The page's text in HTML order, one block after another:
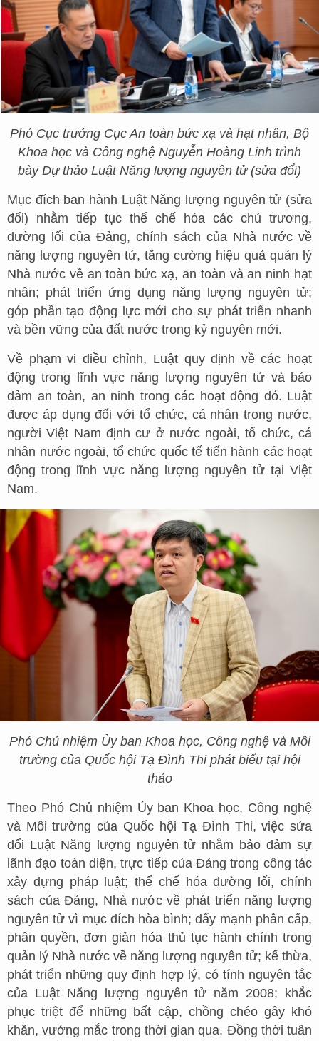
Phó Cục trưởng Cục An toàn bức xạ và hạt nhân, Bộ
Khoa học và Công nghệ Nguyễn Hoàng Linh trình
bày Dự thảo Luật Năng lượng nguyên tử (sửa đổi)
Mục đích ban hành Luật Năng lượng nguyên tử (sửa
đổi) nhằm tiếp tục thể chế hóa các chủ trương,
đường lối của Đảng, chính sách của Nhà nước về
năng lượng nguyên tử, tăng cường hiệu quả quản lý
Nhà nước về an toàn bức xạ, an toàn và an ninh hạt
nhân; phát triển ứng dụng năng lượng nguyên tử;
góp phần tạo động lực mới cho sự phát triển nhanh
và bền vững của đất nước trong kỷ nguyên mới.
Về phạm vi điều chỉnh, Luật quy định về các hoạt
động trong lĩnh vực năng lượng nguyên tử và bảo
đảm an toàn, an ninh trong các hoạt động đó. Luật
được áp dụng đối với tổ chức, cá nhân trong nước,
người Việt Nam định cư ở nước ngoài, tổ chức, cá
nhân nước ngoài, tổ chức quốc tế tiến hành các hoạt
động trong lĩnh vực năng lượng nguyên tử tại Việt
Nam.
Phó Chủ nhiệm Ủy ban Khoa học, Công nghệ và Môi
trường của Quốc hội Tạ Đình Thi phát biểu tại hội
thảo
Theo Phó Chủ nhiệm Ủy ban Khoa học, Công nghệ
và Môi trường của Quốc hội Tạ Đình Thi, việc sửa
đổi Luật Năng lượng nguyên tử nhằm bảo đảm sự
lãnh đạo toàn diện, trực tiếp của Đảng trong công tác
xây dựng pháp luật; thể chế hóa đường lối, chính
sách của Đảng, Nhà nước về phát triển năng lượng
nguyên tử vì mục đích hòa bình; đẩy mạnh phân cấp,
phân quyền, đơn giản hóa thủ tục hành chính trong
quản lý Nhà nước về năng lượng nguyên tử; kế thừa,
phát triển những quy định hợp lý, có tính nguyên tắc
của Luật Năng lượng nguyên tử năm 2008; khắc
phục triệt để những bất cập, chồng chéo gây khó
khăn, vướng mắc trong thời gian qua. Đồng thời tuân